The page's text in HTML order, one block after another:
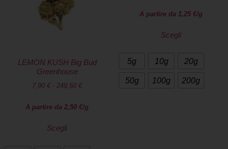
LEMON KUSH Big Bud
Greenhouse
7,90 € - 249,50 €
A partire da 2,50 €/g
Scegli
A partire da 1,25 €/g
Scegli
5g 10g 20g
50g 100g 200g